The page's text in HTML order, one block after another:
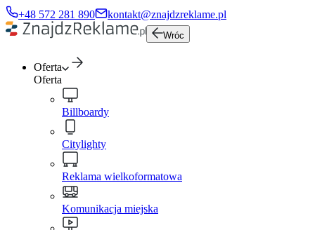
+48 572 281 890 kontakt@znajdzreklame.pl
Wróc
Oferta
Oferta
Billboardy
Citylighty
Reklama wielkoformatowa
Komunikacja miejska